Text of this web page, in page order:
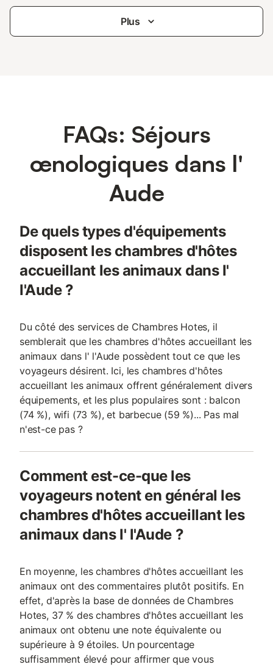
Plus
FAQs: Séjours
œnologiques dans l'
Aude
De quels types d'équipements
disposent les chambres d'hôtes
accueillant les animaux dans l'
l'Aude ?
Du côté des services de Chambres Hotes, il
semblerait que les chambres d'hôtes accueillant les
animaux dans l' l'Aude possèdent tout ce que les
voyageurs désirent. Ici, les chambres d'hôtes
accueillant les animaux offrent généralement divers
équipements, et les plus populaires sont : balcon
(74 %), wifi (73 %), et barbecue (59 %)... Pas mal
n'est-ce pas ?
Comment est-ce-que les
voyageurs notent en général les
chambres d'hôtes accueillant les
animaux dans l' l'Aude ?
En moyenne, les chambres d'hôtes accueillant les
animaux ont des commentaires plutôt positifs. En
effet, d'après la base de données de Chambres
Hotes, 37 % des chambres d'hôtes accueillant les
animaux ont obtenu une note équivalente ou
supérieure à 9 étoiles. Un pourcentage
suffisamment élevé pour affirmer que vous